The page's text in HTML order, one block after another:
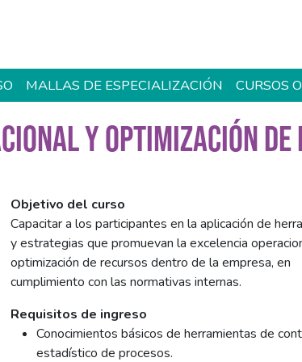
MALLAS DE ESPECIALIZACIÓN CURSOS
Y OPTIMIZACIÓN
Objetivo del curso
Capacitar a los participantes en la aplicación de
y estrategias que promuevan la excelencia
optimización de recursos dentro de la empresa, en
cumplimiento con las normativas internas.
Requisitos de ingreso
Conocimientos básicos de herramientas de
estadístico de procesos.